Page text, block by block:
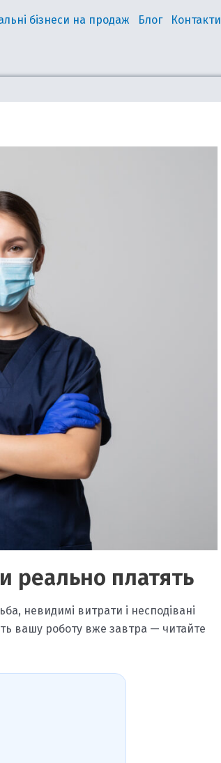
бізнеси на продаж Блог Контакти
реально платять
невидимі витрати і несподівані
вашу роботу вже завтра — читайте